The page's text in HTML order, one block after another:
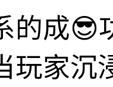
的成😎
玩家沉